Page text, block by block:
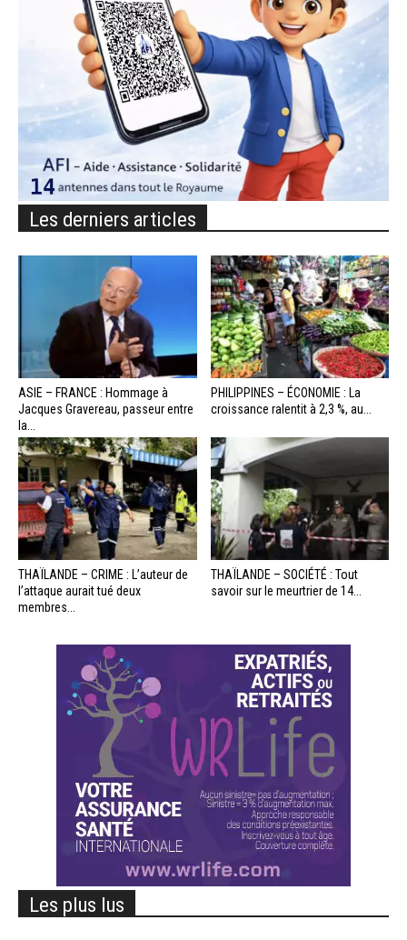
Les derniers articles
ASIE – FRANCE : Hommage à
Jacques Gravereau, passeur entre
la...
PHILIPPINES – ÉCONOMIE : La
croissance ralentit à 2,3 %, au...
THAÏLANDE – CRIME : L’auteur de
l’attaque aurait tué deux
membres...
THAÏLANDE – SOCIÉTÉ : Tout
savoir sur le meurtrier de 14...
Les plus lus